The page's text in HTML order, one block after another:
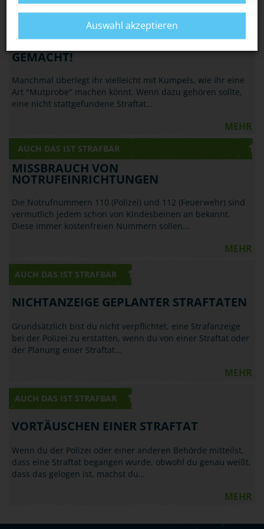
MEHR
AUCH DAS IST STRAFBAR
GEMACHT!
Manchmal überlegt ihr vielleicht mit Kumpels, wie ihr eine
Art "Mutprobe" machen könnt. Wenn dazu gehören sollte,
eine nicht stattgefundene Straftat…
MEHR
AUCH DAS IST STRAFBAR
MISSBRAUCH VON
NOTRUFEINRICHTUNGEN
Die Notrufnummern 110 (Polizei) und 112 (Feuerwehr) sind
vermutlich jedem schon von Kindesbeinen an bekannt.
Diese immer kostenfreien Nummern sollen…
MEHR
AUCH DAS IST STRAFBAR
NICHTANZEIGE GEPLANTER STRAFTATEN
Grundsätzlich bist du nicht verpflichtet, eine Strafanzeige
bei der Polizei zu erstatten, wenn du von einer Straftat oder
der Planung einer Straftat…
MEHR
AUCH DAS IST STRAFBAR
VORTÄUSCHEN EINER STRAFTAT
Wenn du der Polizei oder einer anderen Behörde mitteilst,
dass eine Straftat begangen wurde, obwohl du genau weißt,
dass das gelogen ist, machst du…
MEHR
Auswahl akzeptieren